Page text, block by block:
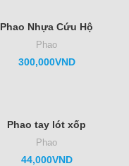
Phao Nhựa Cứu Hộ
Phao
300,000VND
Phao tay lót xốp
Phao
44,000VND